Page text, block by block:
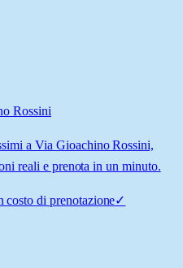
Rossini
a Via Gioachino Rossini,
reali e prenota in un minuto.
costo di prenotazione✓